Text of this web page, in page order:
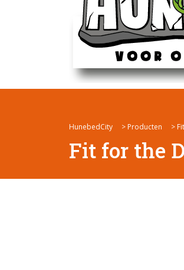
HunebedCity > Producten >
Fit for the